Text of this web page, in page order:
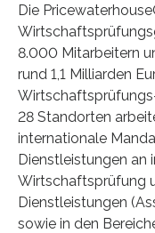
Die
8.000 Mitarbeitern
rund 1,1 Milliarden
28 Standorten
internationale
Dienstleistungen an
Wirtschaftsprüfung
Dienstleistungen
sowie in den